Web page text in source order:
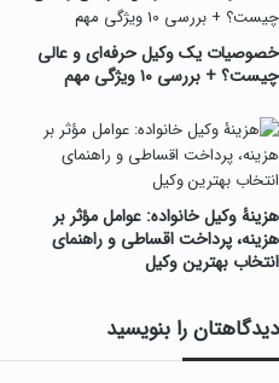
خصوصیات یک وکیل حرفه‌ای و عالی
چیست؟ + بررسی ۱۰ ویژگی مهم
هزینۀ وکیل خانواده: عوامل مؤثر بر
هزینه، پرداخت اقساطی و راهنمای
انتخاب بهترین وکیل
دیدگاهتان را بنویسید